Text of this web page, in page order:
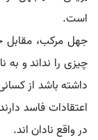
است.
جهل مرکب، مقابل
چیزی را نداند و به
داشته باشد از
اعتقادات فاسد
در واقع نادان اند.